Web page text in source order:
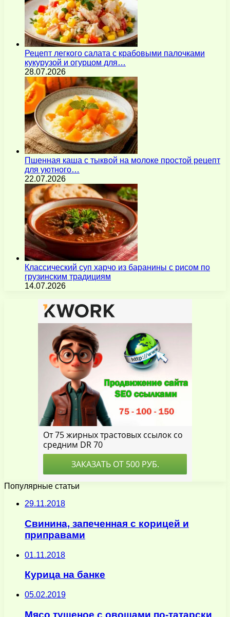
Рецепт легкого салата с крабовыми палочками
кукурузой и огурцом для…
28.07.2026
Пшенная каша с тыквой на молоке простой рецепт
для уютного…
22.07.2026
Классический суп харчо из баранины с рисом по
грузинским традициям
14.07.2026
Популярные статьи
29.11.2018
Свинина, запеченная с корицей и
приправами
01.11.2018
Курица на банке
05.02.2019
Мясо тушеное с овощами по-татарски